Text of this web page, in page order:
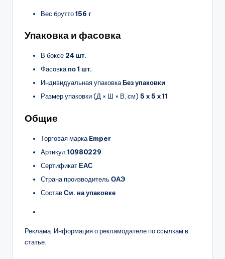
Вес брутто156 г
Упаковка и фасовка
В боксе 24 шт.
Фасовкапо 1 шт.
Индивидуальная упаковкаБез упаковки
Размер упаковки (Д × Ш × В, см) 5 х 5 х 11
Общие
Торговая марка Emper
Артикул 10980229
СертификатЕАС
Страна производительОАЭ
СоставСм. на упаковке
Реклама. Информация о рекламодателе по ссылкам в
статье.